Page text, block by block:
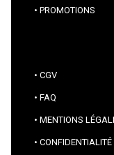
PROMOTIONS
CGV
FAQ
MENTIONS
CONFIDENTIALITÉ